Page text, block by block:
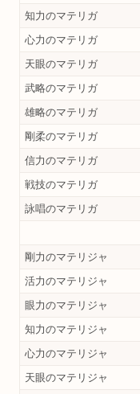
知力のマテリガ
心力のマテリガ
天眼のマテリガ
武略のマテリガ
雄略のマテリガ
剛柔のマテリガ
信力のマテリガ
戦技のマテリガ
詠唱のマテリガ
剛力のマテリジャ
活力のマテリジャ
眼力のマテリジャ
知力のマテリジャ
心力のマテリジャ
天眼のマテリジャ